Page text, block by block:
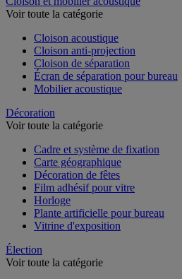
Cloison et mobilier acoustique
Cloison acoustique
Cloison anti-projection
Cloison de séparation
Écran de séparation pour bureau
Décoration
Cadre et système de fixation
Carte géographique
Décoration de fêtes
Film adhésif pour vitre
Horloge
Plante artificielle pour bureau
Élection